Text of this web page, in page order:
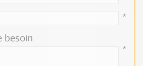
*
besoin
*